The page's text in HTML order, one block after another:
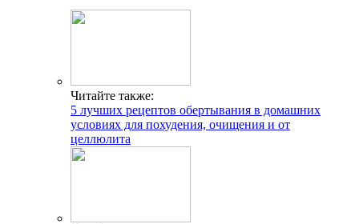
Читайте также:
5 лучших рецептов обертывания в домашних
условиях для похудения, очищения и от
целлюлита